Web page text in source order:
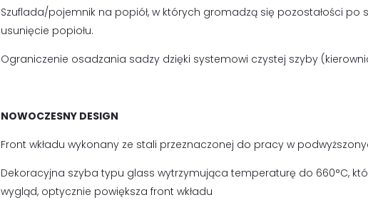
Szuflada/pojemnik na popiół, w których gromadzą się pozostałości
usunięcie popiołu.
Ograniczenie osadzania sadzy dzięki systemowi czystej szyby
NOWOCZESNY DESIGN
Front wkładu wykonany ze stali przeznaczonej do pracy w
Dekoracyjna szyba typu glass wytrzymująca temperaturę do 660°C,
wygląd, optycznie powiększa front wkładu